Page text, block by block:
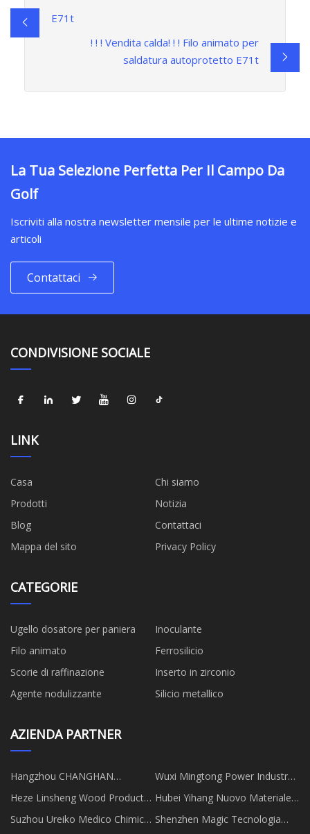
E71t
! ! ! Vendita calda! ! ! Filo animato per
saldatura autoprotetto E71t
La Tua Selezione Perfetta Per Il Campo Da
Golf
Iscriviti alla nostra newsletter mensile per le ultime notizie e
articoli
Contattaci
CONDIVISIONE SOCIALE
LINK
Casa
Chi siamo
Prodotti
Notizia
Blog
Contattaci
Mappa del sito
Privacy Policy
CATEGORIE
Ugello dosatore per paniera
Inoculante
Filo animato
Ferrosilicio
Scorie di raffinazione
Inserto in zirconio
Agente nodulizzante
Silicio metallico
AZIENDA PARTNER
Hangzhou CHANGHAN
Indumento Co., Ltd.
Wuxi Mingtong Power Industry
Co., Ltd
Heze Linsheng Wood Products
Co., Ltd
Hubei Yihang Nuovo Materiale
Tecnologia Co., srl
Suzhou Ureiko Medico Chimica
Shenzhen Magic Tecnologia